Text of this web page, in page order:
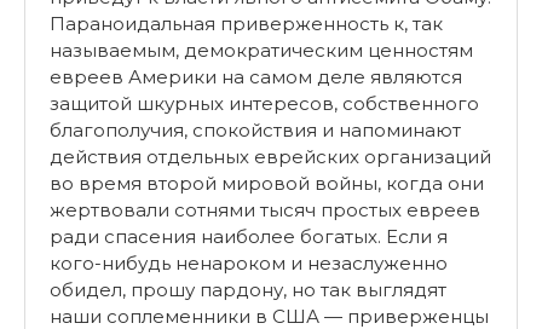
Параноидальная приверженность к, так
называемым, демократическим ценностям
евреев Америки на самом деле являются
защитой шкурных интересов, собственного
благополучия, спокойствия и напоминают
действия отдельных еврейских организаций
во время второй мировой войны, когда они
жертвовали сотнями тысяч простых евреев
ради спасения наиболее богатых. Если я
кого-нибудь ненароком и незаслуженно
обидел, прошу пардону, но так выглядят
наши соплеменники в США — приверженцы